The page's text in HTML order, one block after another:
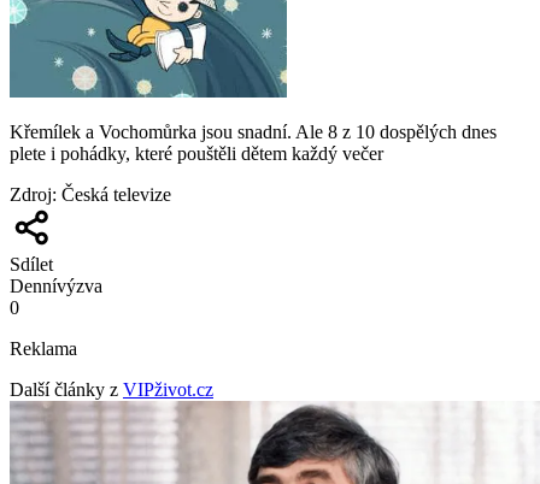
Křemílek a Vochomůrka jsou snadní. Ale 8 z 10 dospělých dnes
plete i pohádky, které pouštěli dětem každý večer
Zdroj: Česká televize
Sdílet
Dennívýzva
0
Reklama
Další články z VIPživot.cz